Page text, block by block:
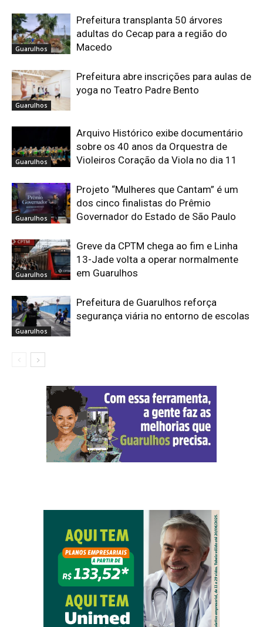
Guarulhos
Prefeitura transplanta 50 árvores
adultas do Cecap para a região do
Macedo
Guarulhos
Prefeitura abre inscrições para aulas de
yoga no Teatro Padre Bento
Guarulhos
Arquivo Histórico exibe documentário
sobre os 40 anos da Orquestra de
Violeiros Coração da Viola no dia 11
Guarulhos
Projeto “Mulheres que Cantam” é um
dos cinco finalistas do Prêmio
Governador do Estado de São Paulo
Guarulhos
Greve da CPTM chega ao fim e Linha
13-Jade volta a operar normalmente
em Guarulhos
Guarulhos
Prefeitura de Guarulhos reforça
segurança viária no entorno de escolas